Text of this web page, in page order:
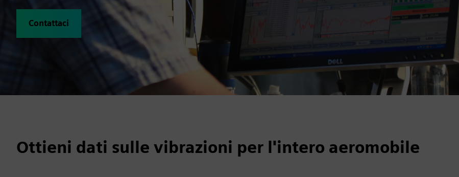
Contattaci
Ottieni dati sulle vibrazioni per l'intero aeromobile